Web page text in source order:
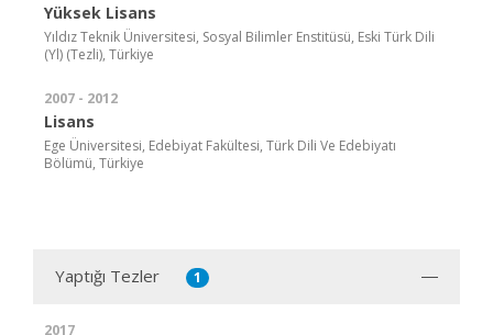
Yüksek Lisans
Yıldız Teknik Üniversitesi, Sosyal Bilimler Enstitüsü, Eski Türk Dili
(Yl) (Tezli), Türkiye
2007 - 2012
Lisans
Ege Üniversitesi, Edebiyat Fakültesi, Türk Dili Ve Edebiyatı
Bölümü, Türkiye
Yaptığı Tezler 1
2017